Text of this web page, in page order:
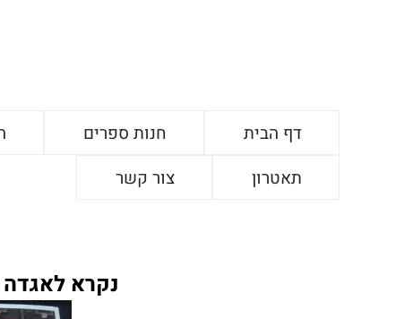
דף הבית חנות ספרים
תאטרון
צור קשר
נקרא